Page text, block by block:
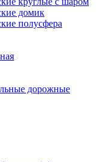
домик
полусфера
дорожные